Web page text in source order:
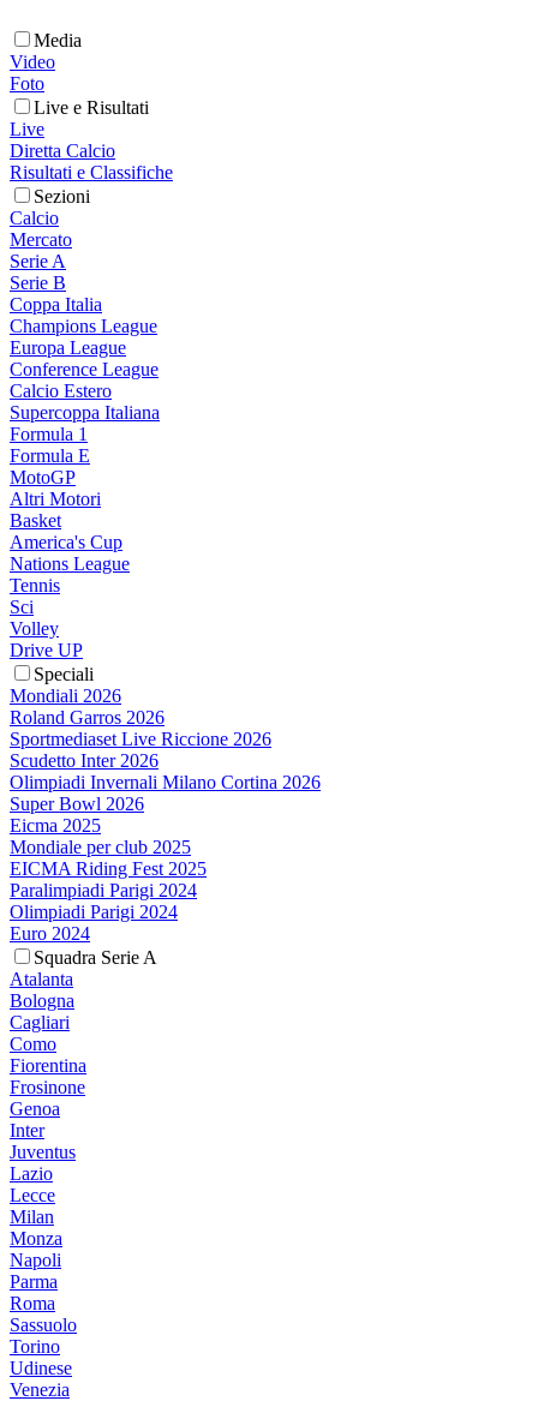
Media
Video
Foto
Live e Risultati
Live
Diretta Calcio
Risultati e Classifiche
Sezioni
Calcio
Mercato
Serie A
Serie B
Coppa Italia
Champions League
Europa League
Conference League
Calcio Estero
Supercoppa Italiana
Formula 1
Formula E
MotoGP
Altri Motori
Basket
America's Cup
Nations League
Tennis
Sci
Volley
Drive UP
Speciali
Mondiali 2026
Roland Garros 2026
Sportmediaset Live Riccione 2026
Scudetto Inter 2026
Olimpiadi Invernali Milano Cortina 2026
Super Bowl 2026
Eicma 2025
Mondiale per club 2025
EICMA Riding Fest 2025
Paralimpiadi Parigi 2024
Olimpiadi Parigi 2024
Euro 2024
Squadra Serie A
Atalanta
Bologna
Cagliari
Como
Fiorentina
Frosinone
Genoa
Inter
Juventus
Lazio
Lecce
Milan
Monza
Napoli
Parma
Roma
Sassuolo
Torino
Udinese
Venezia